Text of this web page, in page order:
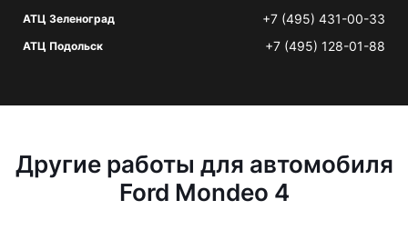
АТЦ Зеленоград +7 (495) 431-00-33
АТЦ Подольск +7 (495) 128-01-88
Другие работы для автомобиля
Ford Mondeo 4